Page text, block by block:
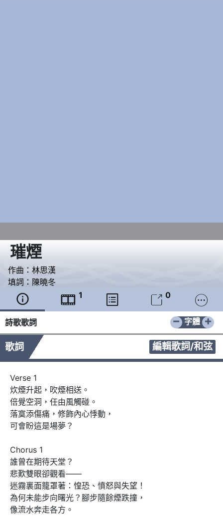
璀煙
作曲： 林思漢
填詞： 陳曉冬
  1   0 
詩歌歌詞 − +
字體
歌詞 編輯歌詞/和弦
Verse 1
炊煙升起，吹煙相送。
倍覺空洞，任由風觸碰。
落寞添傷痛，修飾內心悸動，
可會盼這是場夢？
Chorus 1
誰曾在期待天堂？
悲歎雙眼卻觀看——
迷霧裏面籠罩著：惶恐、憤怒與失望！
為何未能步向曙光？腳步隨餘煙跌撞，
像流水奔走各方。